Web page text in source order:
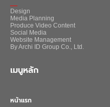
Design
Media Planning
Produce Video Content
Social Media
Website Management
By Archi ID Group Co., Ltd.
เมนูหลัก
หน้าแรก